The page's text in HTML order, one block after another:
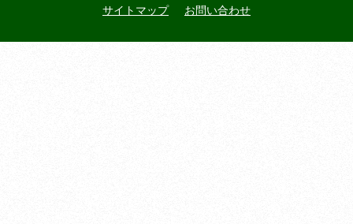
サイトマップ お問い合わせ